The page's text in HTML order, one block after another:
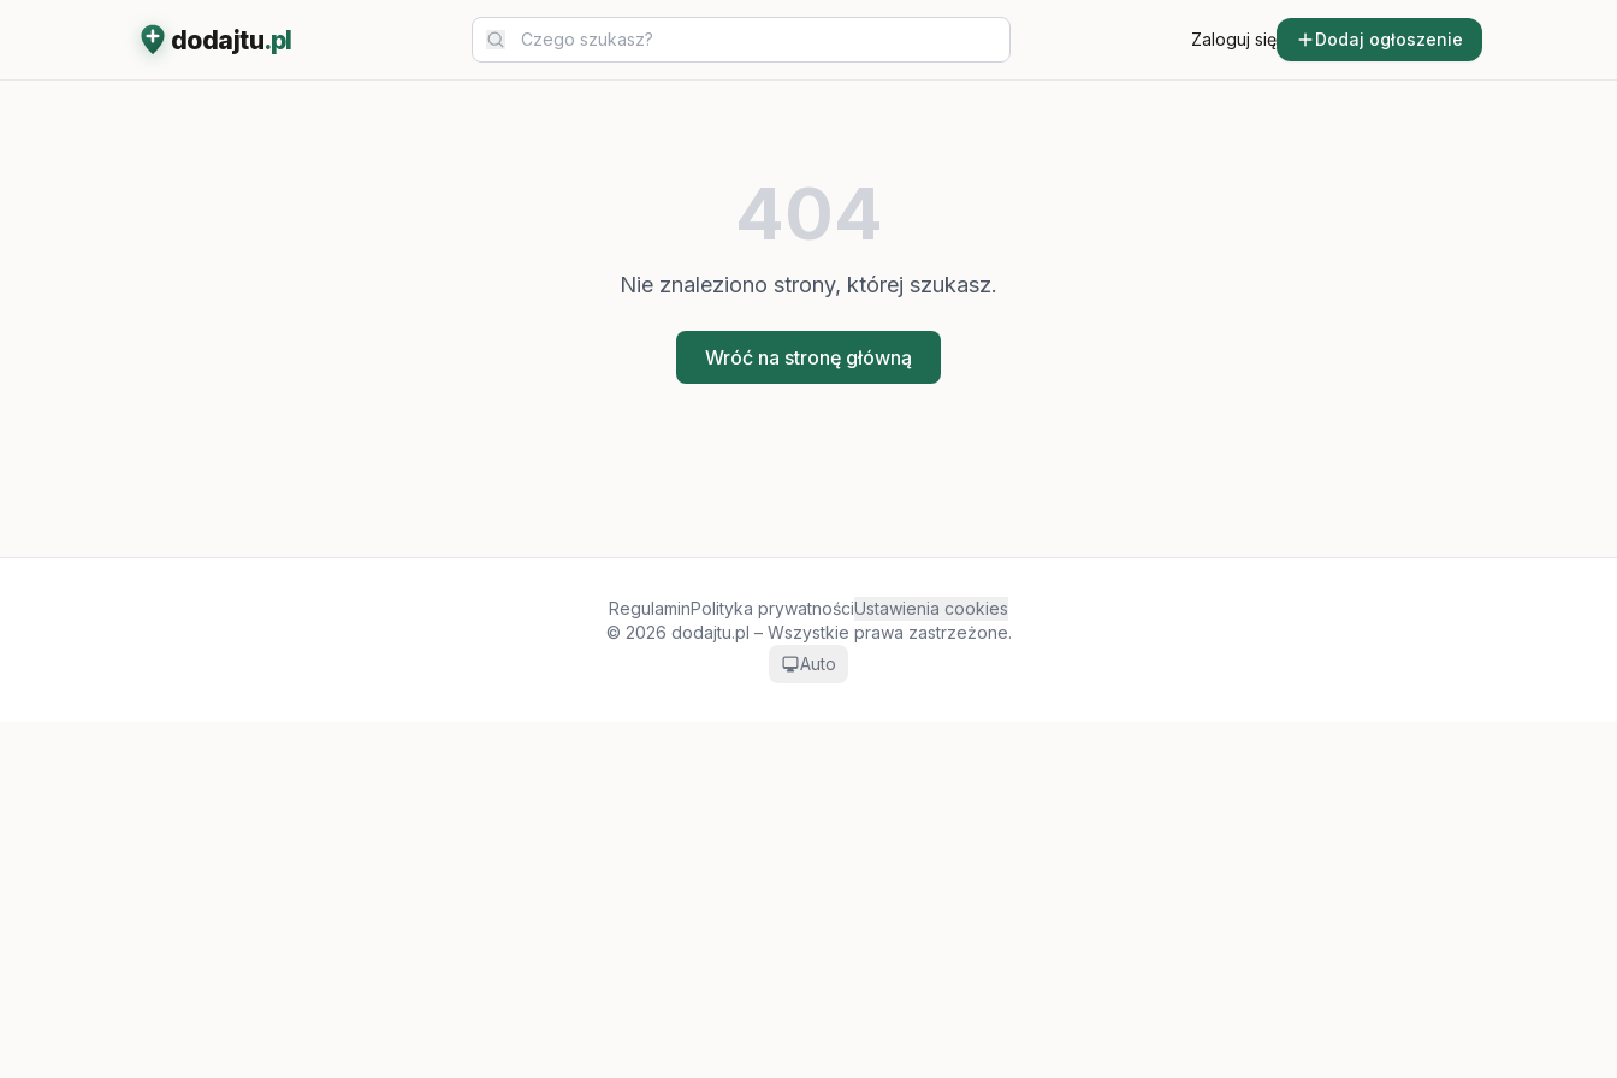
dodajtu.pl Zaloguj się Dodaj ogłoszenie
404
Nie znaleziono strony, której szukasz.
Wróć na stronę główną
RegulaminPolityka prywatnościUstawienia cookies
© 2026 dodajtu.pl – Wszystkie prawa zastrzeżone.
Auto